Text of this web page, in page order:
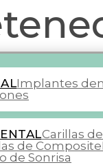
Implantes
Carillas
de Composite
de Sonrisa